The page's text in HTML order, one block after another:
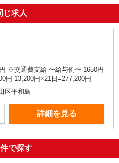
間終了
じ求人
費支給 〜給与例〜 1650円
円 13,200円×21日=277,200円
区平和島
詳細を見る
で探す